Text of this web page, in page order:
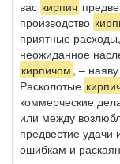
вас кирпич
производство
приятные
неожиданное
кирпичом , –
Расколотые
коммерческие
или между
предвестие
ошибкам и